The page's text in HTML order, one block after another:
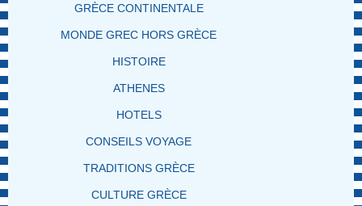
GRÈCE CONTINENTALE
MONDE GREC HORS GRÈCE
HISTOIRE
ATHENES
HOTELS
CONSEILS VOYAGE
TRADITIONS GRÈCE
CULTURE GRÈCE